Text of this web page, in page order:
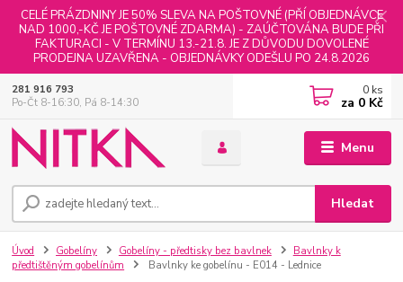
CELÉ PRÁZDNINY JE 50% SLEVA NA POŠTOVNÉ (PŘÍ OBJEDNÁVCE
NAD 1000,-KČ JE POŠTOVNÉ ZDARMA) - ZAÚČTOVÁNA BUDE PŘI
FAKTURACI - V TERMÍNU 13.-21.8. JE Z DŮVODU DOVOLENÉ
PRODEJNA UZAVŘENA - OBJEDNÁVKY ODEŠLU PO 24.8.2026
Menu
Hledat
281 916 793
Po-Čt 8-16:30, Pá 8-14:30
0 ks
za 0 Kč
Úvod Gobelíny Gobelíny - předtisky bez bavlnek
Bavlnky k
předtištěným gobelínům
Bavlnky ke gobelínu - E014 - Lednice